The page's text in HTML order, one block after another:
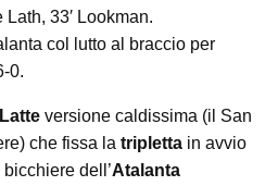
Lath, 33′ Lookman.
col lutto al braccio per
0.
Latte versione caldissima (il San
che fissa la tripletta in avvio
dell’Atalanta